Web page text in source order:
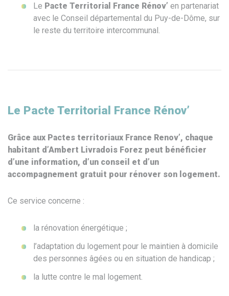
Le Pacte Territorial France Rénov’ en partenariat
avec le Conseil départemental du Puy-de-Dôme, sur
le reste du territoire intercommunal.
Le Pacte Territorial France Rénov’
Grâce aux Pactes territoriaux France Renov’, chaque
habitant d’Ambert Livradois Forez peut bénéficier
d’une information, d’un conseil et d’un
accompagnement gratuit pour rénover son logement.
Ce service concerne :
la rénovation énergétique ;
l’adaptation du logement pour le maintien à domicile
des personnes âgées ou en situation de handicap ;
la lutte contre le mal logement.